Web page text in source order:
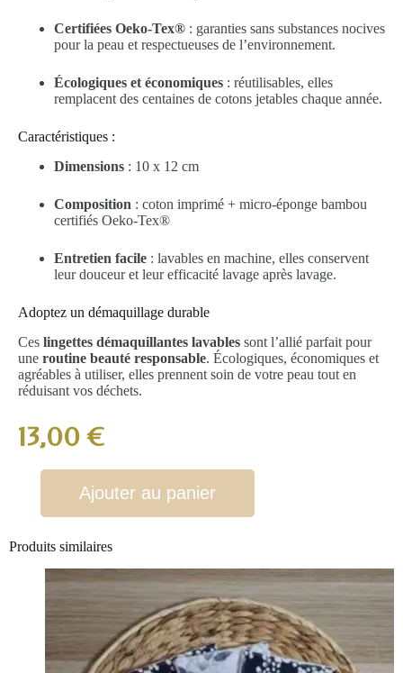
Certifiées Oeko-Tex® : garanties sans substances nocives
pour la peau et respectueuses de l’environnement.
Écologiques et économiques : réutilisables, elles
remplacent des centaines de cotons jetables chaque année.
Caractéristiques :
Dimensions : 10 x 12 cm
Composition : coton imprimé + micro-éponge bambou
certifiés Oeko-Tex®
Entretien facile : lavables en machine, elles conservent
leur douceur et leur efficacité lavage après lavage.
Adoptez un démaquillage durable
Ces lingettes démaquillantes lavables sont l’allié parfait pour
une routine beauté responsable. Écologiques, économiques et
agréables à utiliser, elles prennent soin de votre peau tout en
réduisant vos déchets.
13,00€
Ajouter au panier
Produits similaires